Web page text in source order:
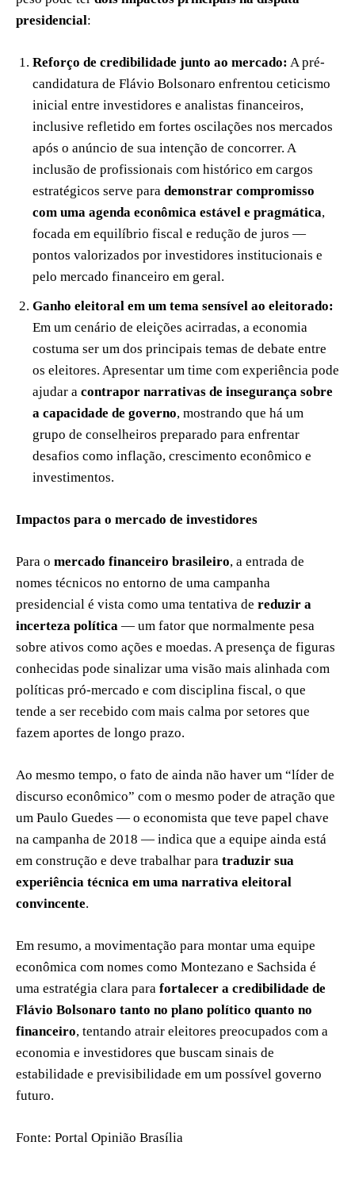
presidencial:
Reforço de credibilidade junto ao mercado: A pré-
candidatura de Flávio Bolsonaro enfrentou ceticismo
inicial entre investidores e analistas financeiros,
inclusive refletido em fortes oscilações nos mercados
após o anúncio de sua intenção de concorrer. A
inclusão de profissionais com histórico em cargos
estratégicos serve para demonstrar compromisso
com uma agenda econômica estável e pragmática,
focada em equilíbrio fiscal e redução de juros —
pontos valorizados por investidores institucionais e
pelo mercado financeiro em geral.
Ganho eleitoral em um tema sensível ao eleitorado:
Em um cenário de eleições acirradas, a economia
costuma ser um dos principais temas de debate entre
os eleitores. Apresentar um time com experiência pode
ajudar a contrapor narrativas de insegurança sobre
a capacidade de governo, mostrando que há um
grupo de conselheiros preparado para enfrentar
desafios como inflação, crescimento econômico e
investimentos.
Impactos para o mercado de investidores
Para o mercado financeiro brasileiro, a entrada de
nomes técnicos no entorno de uma campanha
presidencial é vista como uma tentativa de reduzir a
incerteza política — um fator que normalmente pesa
sobre ativos como ações e moedas. A presença de figuras
conhecidas pode sinalizar uma visão mais alinhada com
políticas pró-mercado e com disciplina fiscal, o que
tende a ser recebido com mais calma por setores que
fazem aportes de longo prazo.
Ao mesmo tempo, o fato de ainda não haver um “líder de
discurso econômico” com o mesmo poder de atração que
um Paulo Guedes — o economista que teve papel chave
na campanha de 2018 — indica que a equipe ainda está
em construção e deve trabalhar para traduzir sua
experiência técnica em uma narrativa eleitoral
convincente.
Em resumo, a movimentação para montar uma equipe
econômica com nomes como Montezano e Sachsida é
uma estratégia clara para fortalecer a credibilidade de
Flávio Bolsonaro tanto no plano político quanto no
financeiro, tentando atrair eleitores preocupados com a
economia e investidores que buscam sinais de
estabilidade e previsibilidade em um possível governo
futuro.
Fonte: Portal Opinião Brasília